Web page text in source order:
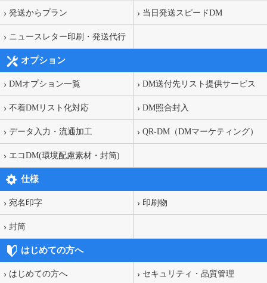
発送からプラン 当日発送スピードDM
ニュースレター印刷・発送代行
オプション
DMオプション一覧 DM送付先リスト提供サービス
不着DMリスト化対応 DM照合封入
データ入力・流通加工 QR-DM（DMマーケティング）
エコDM(環境配慮素材・封筒)
仕様
宛名印字 印刷物
封筒
はじめての方へ
はじめての方へ セキュリティ・品質管理